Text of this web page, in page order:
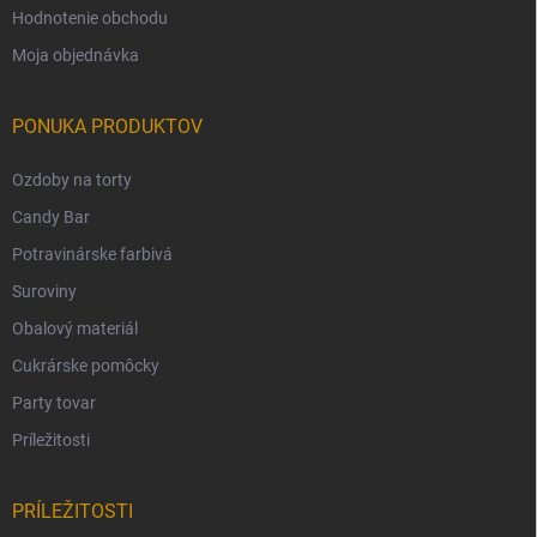
Hodnotenie obchodu
Moja objednávka
PONUKA PRODUKTOV
Ozdoby na torty
Candy Bar
Potravinárske farbivá
Suroviny
Obalový materiál
Cukrárske pomôcky
Party tovar
Príležitosti
PRÍLEŽITOSTI